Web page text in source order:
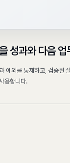
성과와 다음
예외를 통제하고, 검증된
용합니다.